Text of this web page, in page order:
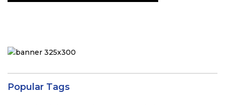
Popular Tags